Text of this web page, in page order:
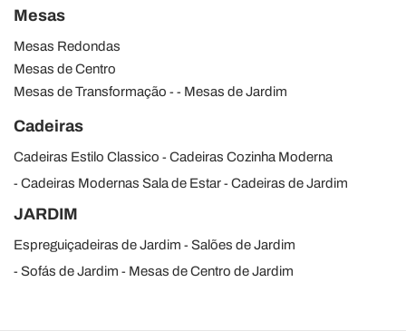
Mesas
Mesas Redondas
Mesas de Centro
Mesas de Transformação
Mesas de Jardim
Cadeiras
Cadeiras Estilo Classico
Cadeiras Cozinha Moderna
Cadeiras Modernas Sala de Estar
Cadeiras de Jardim
JARDIM
Espreguiçadeiras de Jardim
Salões de Jardim
Sofás de Jardim
Mesas de Centro de Jardim